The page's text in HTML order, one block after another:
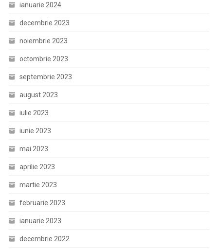
ianuarie 2024
decembrie 2023
noiembrie 2023
octombrie 2023
septembrie 2023
august 2023
iulie 2023
iunie 2023
mai 2023
aprilie 2023
martie 2023
februarie 2023
ianuarie 2023
decembrie 2022